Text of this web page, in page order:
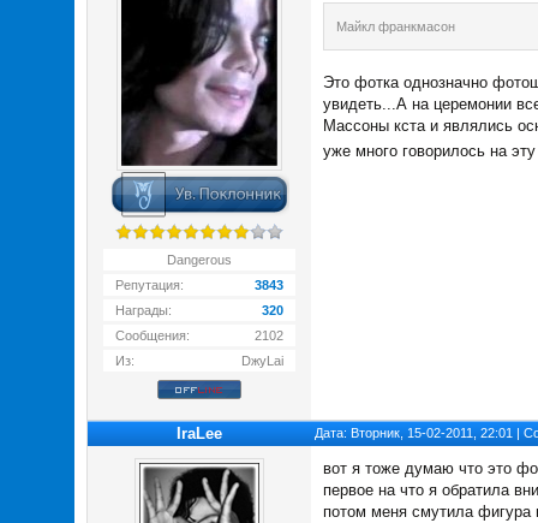
Dangerous
Репутация:
3843
Награды:
320
Сообщения:
2102
Из:
DжуLai
Майкл франкмасон
Это фотка однозначно
увидеть...А на церемонии
Массоны кста и являлись
уже много говорилось на
IraLee Дата: Вторник, 15-02-2011, 22:01 |
вот я тоже думаю что это
первое на что я обратила
потом меня смутила фигура